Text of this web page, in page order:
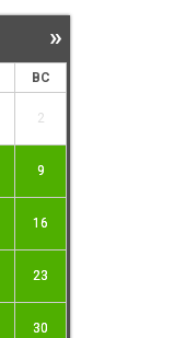
»
ВС
2
9
16
23
30